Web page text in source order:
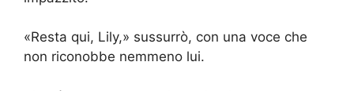
«Resta qui, Lily,» sussurrò, con una voce che
non riconobbe nemmeno lui.